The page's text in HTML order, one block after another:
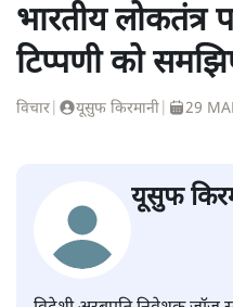
भारतीय लोकतंत्र
टिप्पणी को
| यूसुफ किरमानी | 29
यूसुफ